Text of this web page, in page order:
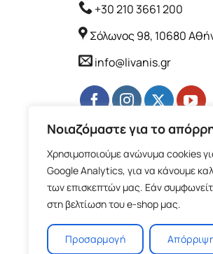
Νοιαζόμαστε για το
Χρησιμοποιούμε ανώνυμα cookies
Google Analytics, για να κάνουμε
των επισκεπτών μας. Εάν
στη βελτίωση του e-shop μας.
Προσαρμογή
+30 210 3661 200
Σόλωνος 98, 10680
info@livanis.gr